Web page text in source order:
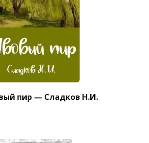
пир — Сладков Н.И.